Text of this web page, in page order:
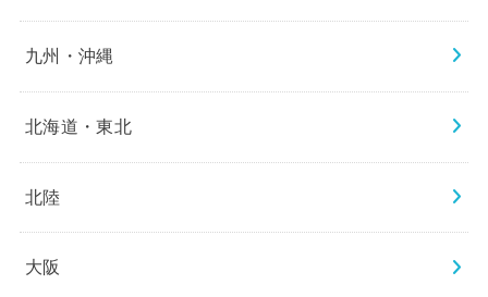
九州・沖縄
北海道・東北
北陸
大阪